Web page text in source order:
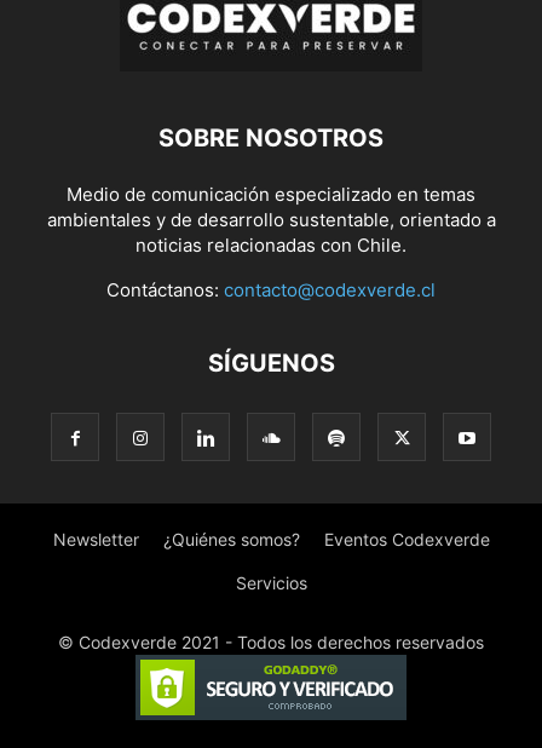
SOBRE NOSOTROS
Medio de comunicación especializado en temas
ambientales y de desarrollo sustentable, orientado a
noticias relacionadas con Chile.
Contáctanos: contacto@codexverde.cl
SÍGUENOS
Newsletter ¿Quiénes somos? Eventos Codexverde
Servicios
© Codexverde 2021 - Todos los derechos reservados